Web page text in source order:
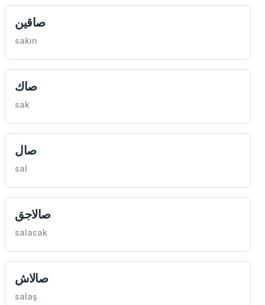
صاقین
sakın
صاك
sak
صال
sal
صالاجق
salacak
صالاش
salaş